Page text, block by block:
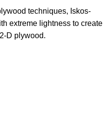
techniques, Iskos-
extreme lightness to create
D plywood.